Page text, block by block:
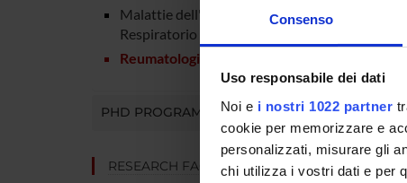
Consenso
Uso responsabile dei dati
Noi e i nostri 1022 partner
cookie per memorizzare e
personalizzati, misurare gli
chi utilizza i vostri dati e per
Malattie dell'apparato
Respiratorio
Reumatologia
PHD PROGRAMMES
RESEARCH FACILITIES
Cateni